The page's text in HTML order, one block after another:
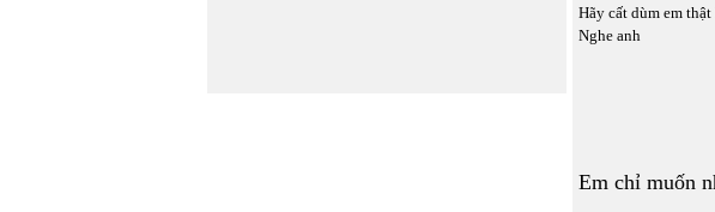
Hãy cất dùm em
Nghe anh
Em chỉ muốn